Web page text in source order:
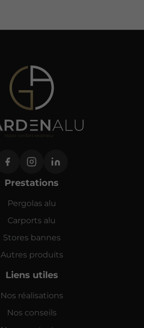
Prestations
Pergolas alu
Carports alu
Stores bannes
Autres produits
Liens utiles
Nos réalisations
Nos conseils